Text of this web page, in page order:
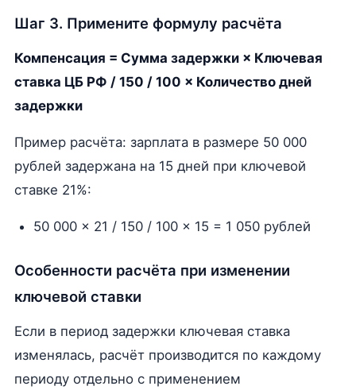
Шаг 3. Примените формулу расчёта
Компенсация = Сумма задержки × Ключевая
ставка ЦБ РФ / 150 / 100 × Количество дней
задержки
Пример расчёта: зарплата в размере 50 000
рублей задержана на 15 дней при ключевой
ставке 21%:
50 000 × 21 / 150 / 100 × 15 = 1 050 рублей
Особенности расчёта при изменении
ключевой ставки
Если в период задержки ключевая ставка
изменялась, расчёт производится по каждому
периоду отдельно с применением